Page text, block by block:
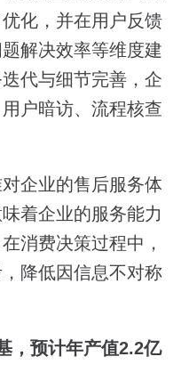
化，并在用户反馈
解决效率等维度建
代与细节完善，企
户暗访、流程核查
企业的售后服务体
着企业的服务能力
消费决策过程中，
降低因信息不对称
，预计年产值2.2亿